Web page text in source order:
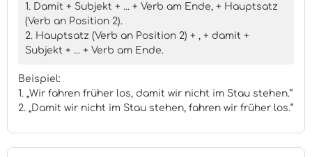
1. Damit + Subjekt + ... + Verb am Ende, + Hauptsatz
(Verb an Position 2).
2. Hauptsatz (Verb an Position 2) + , + damit +
Subjekt + ... + Verb am Ende.
Beispiel:
1. „Wir fahren früher los, damit wir nicht im Stau stehen.“
2. „Damit wir nicht im Stau stehen, fahren wir früher los.“